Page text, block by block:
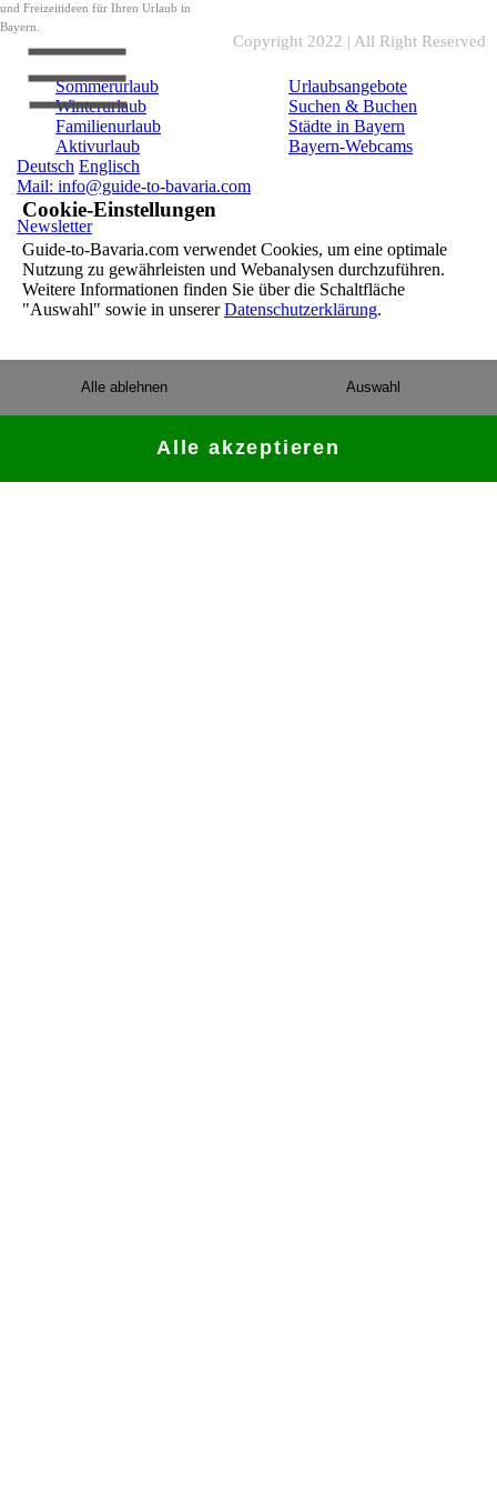
und Freizeitideen für Ihren Urlaub in
Bayern.
Sommerurlaub
Winterurlaub
Familienurlaub
Aktivurlaub
Urlaubsangebote
Suchen & Buchen
Städte in Bayern
Bayern-Webcams
Deutsch Englisch
Mail: info@guide-to-bavaria.com
Newsletter
Copyright 2022 | All Right Reserved
Cookie-Einstellungen
Guide-to-Bavaria.com verwendet Cookies, um eine optimale
Nutzung zu gewährleisten und Webanalysen durchzuführen.
Weitere Informationen finden Sie über die Schaltfläche
"Auswahl" sowie in unsererDatenschutzerklärung.
Auswahl
Alle ablehnen
Alle akzeptieren